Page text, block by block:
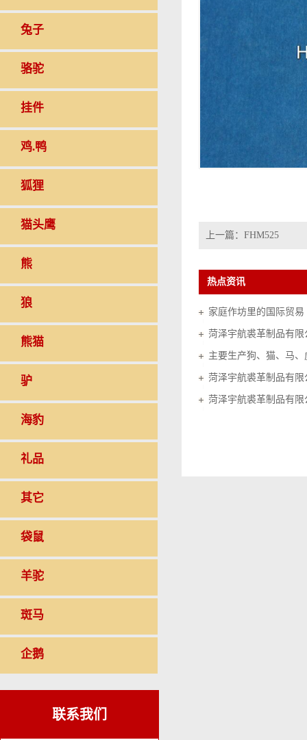
兔子
骆驼
挂件
鸡.鸭
狐狸
猫头鹰
熊
狼
熊猫
驴
海豹
礼品
其它
袋鼠
羊驼
斑马
企鹅
联系我们
上一篇： FHM525
热点资讯
家庭作坊里的国际贸易
菏泽宇航裘革制品有
菏泽宇航裘革制品有限
菏泽宇航裘革制品有限